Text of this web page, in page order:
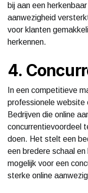
bij aan een
aanwezigheid
voor klanten
herkennen.
4.
In een competitieve
professionele website
Bedrijven die online
concurrentievoordeel
doen. Het stelt een
een bredere schaal
mogelijk voor een
sterke online